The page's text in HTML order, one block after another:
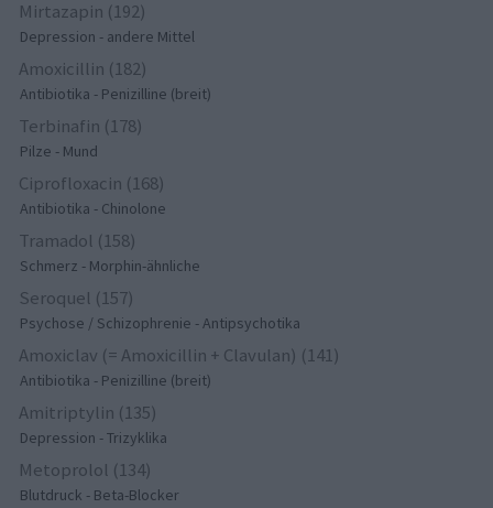
Mirtazapin (192)
Depression - andere Mittel
Amoxicillin (182)
Antibiotika - Penizilline (breit)
Terbinafin (178)
Pilze - Mund
Ciprofloxacin (168)
Antibiotika - Chinolone
Tramadol (158)
Schmerz - Morphin-ähnliche
Seroquel (157)
Psychose / Schizophrenie - Antipsychotika
Amoxiclav (= Amoxicillin + Clavulan) (141)
Antibiotika - Penizilline (breit)
Amitriptylin (135)
Depression - Trizyklika
Metoprolol (134)
Blutdruck - Beta-Blocker